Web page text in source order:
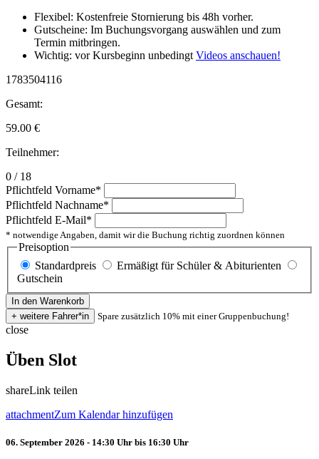
Flexibel: Kostenfreie Stornierung bis 48h vorher.
Gutscheine: Im Buchungsvorgang auswählen und zum
Termin mitbringen.
Wichtig: vor Kursbeginn unbedingtVideos anschauen!
1783504116
Gesamt:
59.00 €
Teilnehmer:
0 / 18
Pflichtfeld Vorname*
Pflichtfeld Nachname*
Pflichtfeld E-Mail*
* notwendige Angaben, damit wir die Buchung richtig zuordnen können
Preisoption
Standardpreis
Ermäßigt für Schüler & Abiturienten
Gutschein
Spare zusätzlich 10% mit einer Gruppenbuchung!
close
Üben Slot
shareLink teilen
attachmentZum Kalendar hinzufügen
06. September 2026 - 14:30 Uhr bis 16:30 Uhr